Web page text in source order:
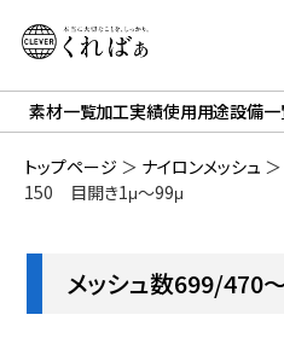
素材一覧加工実績使用用途設備
トップページ ＞ ナイロンメッシュ ＞
150 目開き1μ～99μ
メッシュ数699/